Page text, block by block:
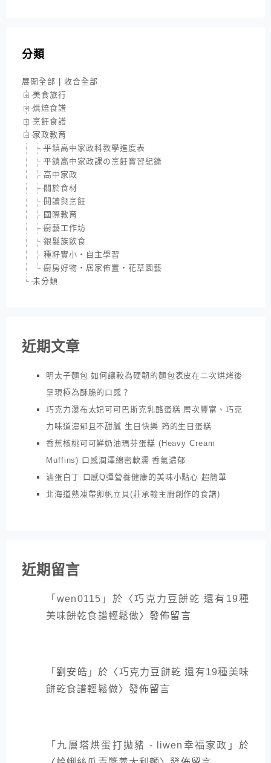
分類
展開全部
收合全部
美食旅行
烘焙食譜
烹飪食譜
家政教育
平鎮高中家政科教學進度表
平鎮高中家政課の烹飪實習紀錄
高中家政
關於食材
閱讀與烹飪
國際教育
廚藝工作坊
銀髮族飲食
種籽實小‧自主學習
廚房好物‧居家佈置‧花草園藝
未分類
近期文章
明太子麵包 如何讓較為硬韌的麵包表皮在二次烘烤後
呈現極為酥脆的口感？
巧克力瀑布太妃可可巴斯克乳酪蛋糕 層次豐富、巧克
力味道濃郁且不甜膩 生日快樂 筠的生日蛋糕
香蕉核桃可可鮮奶油瑪芬蛋糕 (Heavy Cream
Muffins) 口感潤澤綿密軟濡 香氣濃郁
滷蛋白丁 口感Q彈營養健康的美味小點心 超簡單
北海道熟凍帶卵帆立貝(莊承翰主廚創作的食譜)
近期留言
「wen0115 」於〈巧克力豆餅乾 還有19種
美味餅乾食譜輕鬆做〉發佈留言
「劉安皓 」於〈巧克力豆餅乾 還有19種美味
餅乾食譜輕鬆做〉發佈留言
「 九層塔烘蛋打拋豬 - liwen幸福家政 」於